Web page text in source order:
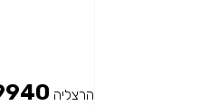
הרצליה